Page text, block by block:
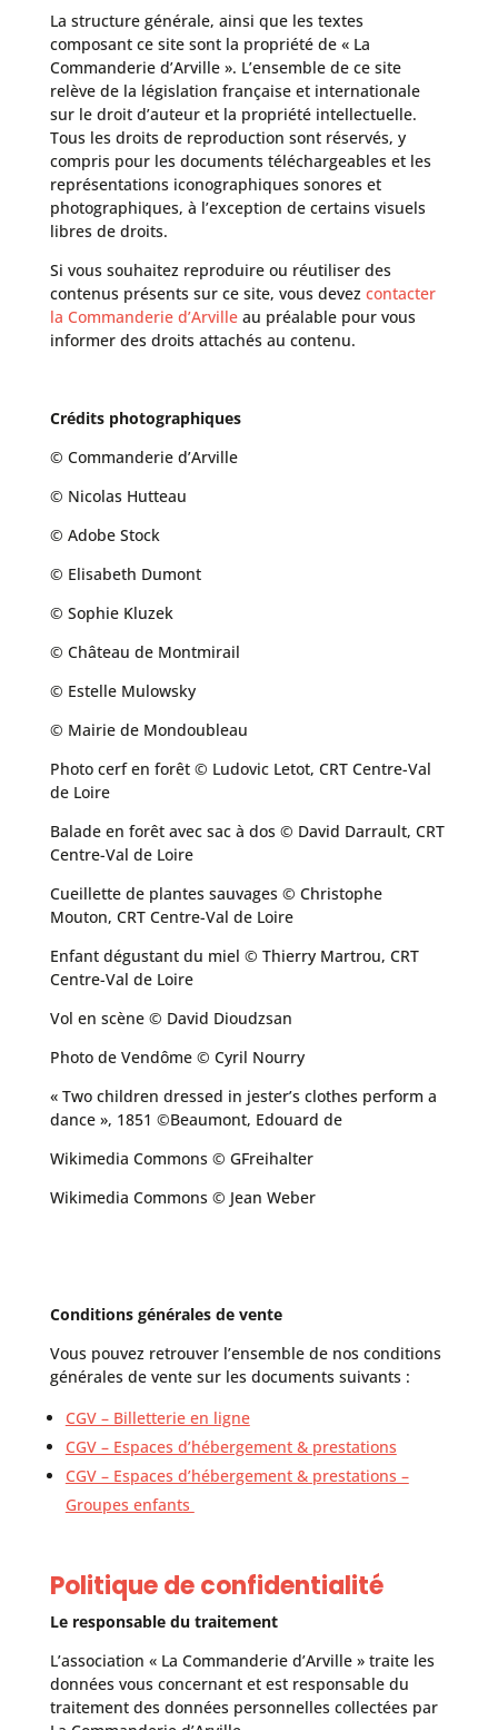
La structure générale, ainsi que les textes
composant ce site sont la propriété de « La
Commanderie d’Arville ». L’ensemble de ce site
relève de la législation française et internationale
sur le droit d’auteur et la propriété intellectuelle.
Tous les droits de reproduction sont réservés, y
compris pour les documents téléchargeables et les
représentations iconographiques sonores et
photographiques, à l’exception de certains visuels
libres de droits.
Si vous souhaitez reproduire ou réutiliser des
contenus présents sur ce site, vous devez contacter
la Commanderie d’Arvilleau préalable pour vous
informer des droits attachés au contenu.
Crédits photographiques
© Commanderie d’Arville
© Nicolas Hutteau
© Adobe Stock
© Elisabeth Dumont
© Sophie Kluzek
© Château de Montmirail
© Estelle Mulowsky
© Mairie de Mondoubleau
Photo cerf en forêt © Ludovic Letot, CRT Centre-Val
de Loire
Balade en forêt avec sac à dos © David Darrault, CRT
Centre-Val de Loire
Cueillette de plantes sauvages © Christophe
Mouton, CRT Centre-Val de Loire
Enfant dégustant du miel © Thierry Martrou, CRT
Centre-Val de Loire
Vol en scène © David Dioudzsan
Photo de Vendôme © Cyril Nourry
« Two children dressed in jester’s clothes perform a
dance », 1851 ©Beaumont, Edouard de
Wikimedia Commons © GFreihalter
Wikimedia Commons © Jean Weber
Conditions générales de vente
Vous pouvez retrouver l’ensemble de nos conditions
générales de vente sur les documents suivants :
CGV – Billetterie en ligne
CGV – Espaces d’hébergement & prestations
CGV – Espaces d’hébergement & prestations –
Groupes enfants
Politique de confidentialité
Le responsable du traitement
L’association « La Commanderie d’Arville » traite les
données vous concernant et est responsable du
traitement des données personnelles collectées par